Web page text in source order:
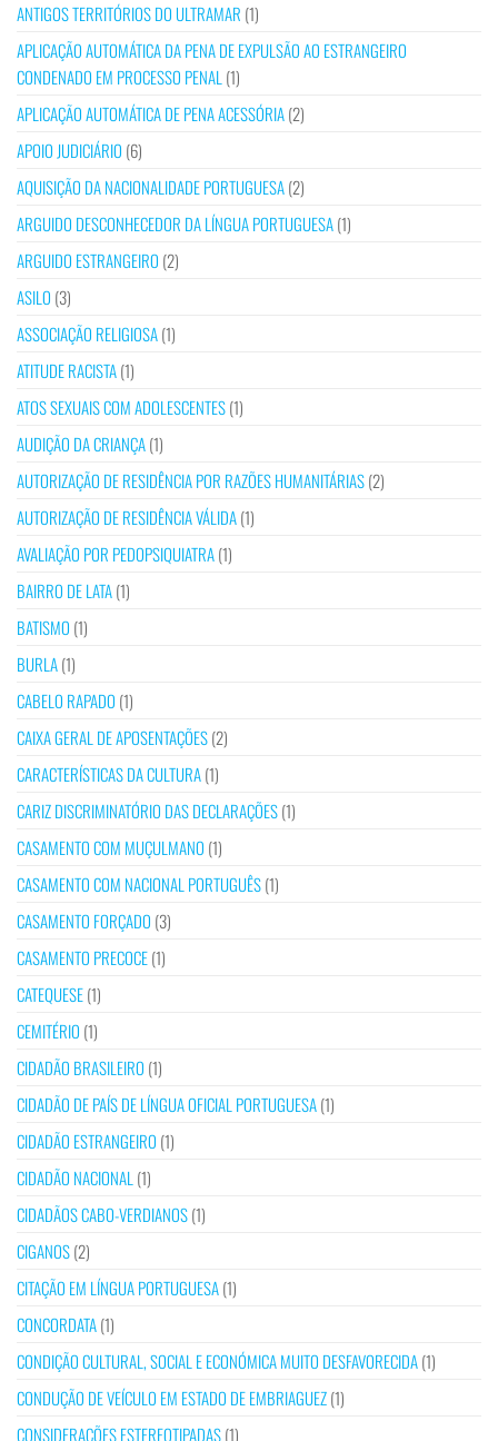
ANTIGOS TERRITÓRIOS DO ULTRAMAR (1)
APLICAÇÃO AUTOMÁTICA DA PENA DE EXPULSÃO AO ESTRANGEIRO
CONDENADO EM PROCESSO PENAL (1)
APLICAÇÃO AUTOMÁTICA DE PENA ACESSÓRIA(2)
APOIO JUDICIÁRIO (6)
AQUISIÇÃO DA NACIONALIDADE PORTUGUESA(2)
ARGUIDO DESCONHECEDOR DA LÍNGUA PORTUGUESA(1)
ARGUIDO ESTRANGEIRO (2)
ASILO (3)
ASSOCIAÇÃO RELIGIOSA(1)
ATITUDE RACISTA(1)
ATOS SEXUAIS COM ADOLESCENTES(1)
AUDIÇÃO DA CRIANÇA(1)
AUTORIZAÇÃO DE RESIDÊNCIA POR RAZÕES HUMANITÁRIAS(2)
AUTORIZAÇÃO DE RESIDÊNCIA VÁLIDA(1)
AVALIAÇÃO POR PEDOPSIQUIATRA(1)
BAIRRO DE LATA(1)
BATISMO (1)
BURLA(1)
CABELO RAPADO (1)
CAIXA GERAL DE APOSENTAÇÕES(2)
CARACTERÍSTICAS DA CULTURA(1)
CARIZ DISCRIMINATÓRIO DAS DECLARAÇÕES(1)
CASAMENTO COM MUÇULMANO (1)
CASAMENTO COM NACIONAL PORTUGUÊS(1)
CASAMENTO FORÇADO (3)
CASAMENTO PRECOCE(1)
CATEQUESE(1)
CEMITÉRIO (1)
CIDADÃO BRASILEIRO (1)
CIDADÃO DE PAÍS DE LÍNGUA OFICIAL PORTUGUESA(1)
CIDADÃO ESTRANGEIRO (1)
CIDADÃO NACIONAL (1)
CIDADÃOS CABO-VERDIANOS(1)
CIGANOS(2)
CITAÇÃO EM LÍNGUA PORTUGUESA(1)
CONCORDATA(1)
CONDIÇÃO CULTURAL, SOCIAL E ECONÓMICA MUITO DESFAVORECIDA(1)
CONDUÇÃO DE VEÍCULO EM ESTADO DE EMBRIAGUEZ(1)
CONSIDERAÇÕES ESTEREOTIPADAS(1)